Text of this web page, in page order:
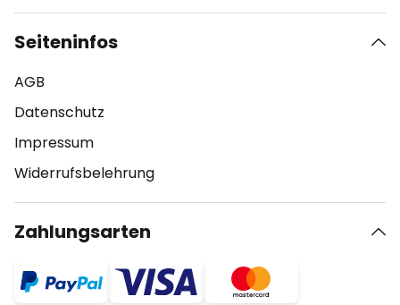
Seiteninfos
AGB
Datenschutz
Impressum
Widerrufsbelehrung
Zahlungsarten